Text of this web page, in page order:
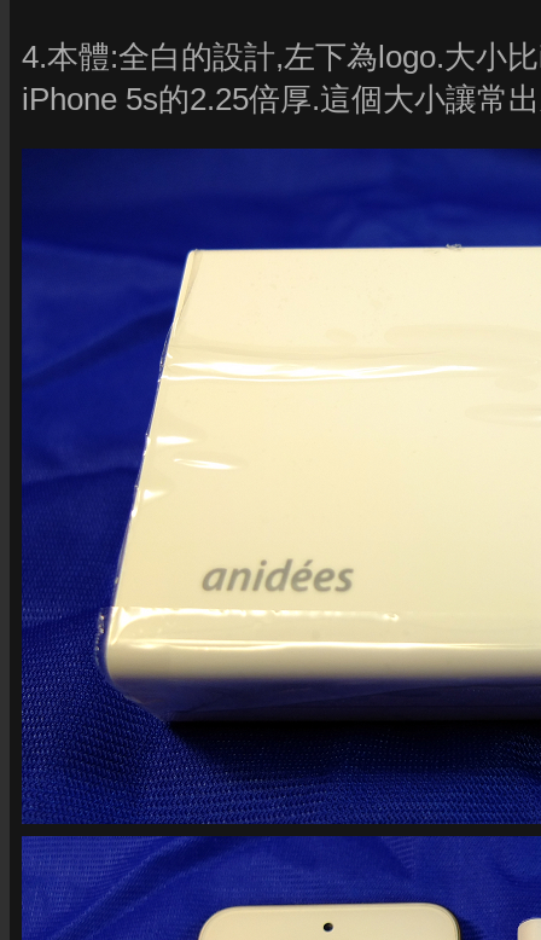
4.本體:全白的設計,左下為logo.大小
iPhone 5s的2.25倍厚.這個大小讓常